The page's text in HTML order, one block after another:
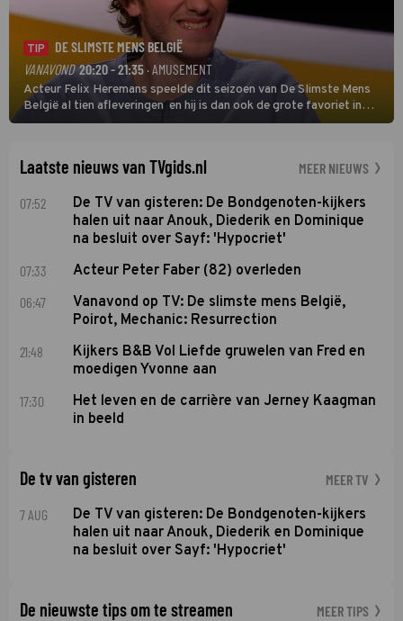
TIP
DE SLIMSTE MENS BELGIË
VANAVOND 20:20 - 21:35· AMUSEMENT
Acteur Felix Heremans speelde dit seizoen van De Slimste Mens
België al tien afleveringen en hij is dan ook de grote favoriet in
deze seizoensfinale. En er is Nederlandse inbreng, want komiek
Laatste nieuws van TVgids.nl MEER NIEUWS
07:52
De TV van gisteren: De Bondgenoten-kijkers
halen uit naar Anouk, Diederik en Dominique
na besluit over Sayf: 'Hypocriet'
07:33 Acteur Peter Faber (82) overleden
06:47
Vanavond op TV: De slimste mens België,
Poirot, Mechanic: Resurrection
21:48
Kijkers B&B Vol Liefde gruwelen van Fred en
moedigen Yvonne aan
17:30
Het leven en de carrière van Jerney Kaagman
in beeld
De tv van gisteren MEER TV
7 AUG
De TV van gisteren: De Bondgenoten-kijkers
halen uit naar Anouk, Diederik en Dominique
na besluit over Sayf: 'Hypocriet'
De nieuwste tips om te streamen MEER TIPS